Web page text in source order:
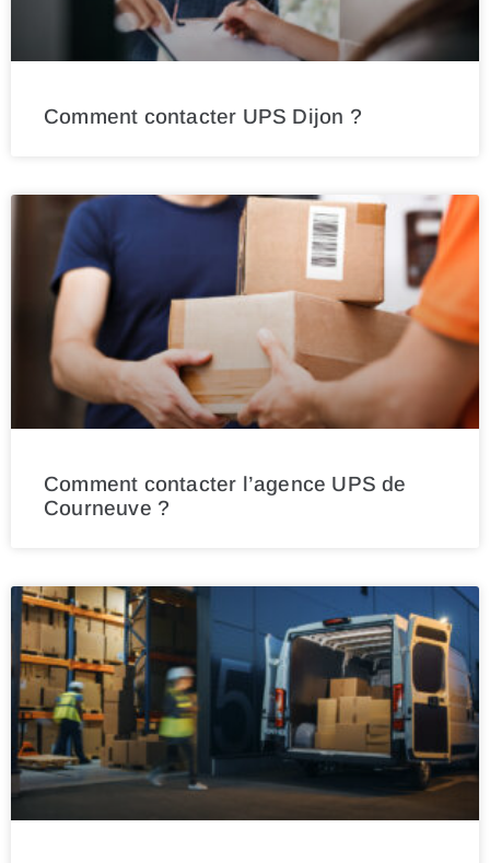
Comment contacter UPS Dijon ?
Comment contacter l’agence UPS de
Courneuve ?